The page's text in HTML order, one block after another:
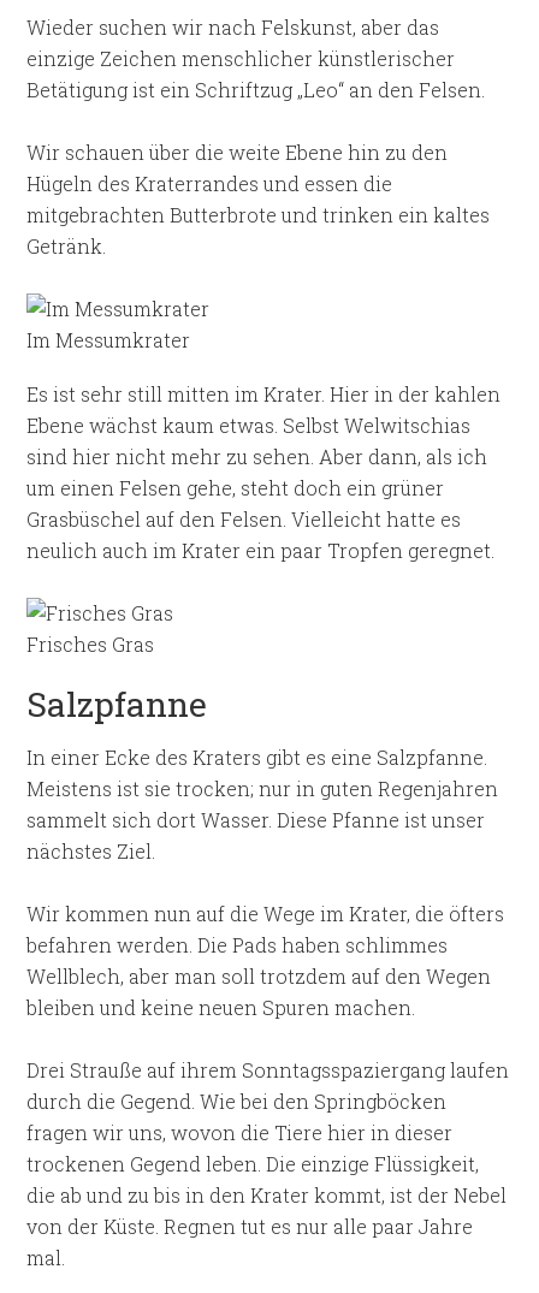
Wieder suchen wir nach Felskunst, aber das
einzige Zeichen menschlicher künstlerischer
Betätigung ist ein Schriftzug „Leo“ an den Felsen.
Wir schauen über die weite Ebene hin zu den
Hügeln des Kraterrandes und essen die
mitgebrachten Butterbrote und trinken ein kaltes
Getränk.
Im Messumkrater
Es ist sehr still mitten im Krater. Hier in der kahlen
Ebene wächst kaum etwas. Selbst Welwitschias
sind hier nicht mehr zu sehen. Aber dann, als ich
um einen Felsen gehe, steht doch ein grüner
Grasbüschel auf den Felsen. Vielleicht hatte es
neulich auch im Krater ein paar Tropfen geregnet.
Frisches Gras
Salzpfanne
In einer Ecke des Kraters gibt es eine Salzpfanne.
Meistens ist sie trocken; nur in guten Regenjahren
sammelt sich dort Wasser. Diese Pfanne ist unser
nächstes Ziel.
Wir kommen nun auf die Wege im Krater, die öfters
befahren werden. Die Pads haben schlimmes
Wellblech, aber man soll trotzdem auf den Wegen
bleiben und keine neuen Spuren machen.
Drei Strauße auf ihrem Sonntagsspaziergang laufen
durch die Gegend. Wie bei den Springböcken
fragen wir uns, wovon die Tiere hier in dieser
trockenen Gegend leben. Die einzige Flüssigkeit,
die ab und zu bis in den Krater kommt, ist der Nebel
von der Küste. Regnen tut es nur alle paar Jahre
mal.